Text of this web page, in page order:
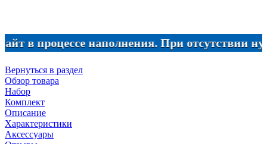
процессе наполнения. При отсутствии
Вернуться в раздел
Обзор товара
Набор
Комплект
Описание
Характеристики
Аксессуары